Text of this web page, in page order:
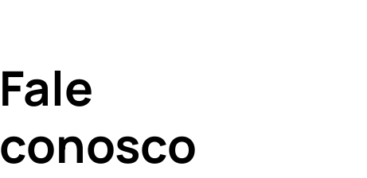
Fale
conosco